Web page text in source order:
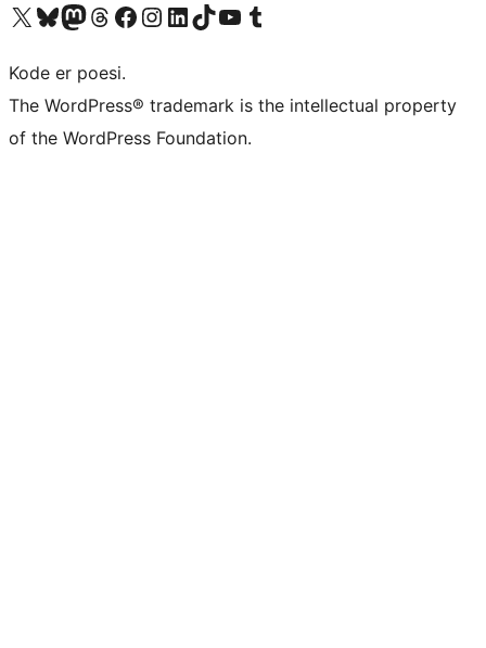
Besøk vår konto på X Visit our Bluesky account
Besøk vår Mastodon-konto
Visit our Threads account
Besøk vår Facebook-sideBesøk vår Instagram-konto
Besøk vår LinkedIn-konto
Visit our TikTok account
Visit our YouTube channel
Visit our Tumblr account
Kode er poesi.
The WordPress® trademark is the intellectual property
of the WordPress Foundation.